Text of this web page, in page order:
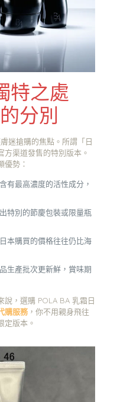
特之處
分別
迷搶購的焦點。所謂「日
渠道發售的特別版本。
優勢：
有最高濃度的活性成分，
特別的節慶包裝或限量瓶
本購買的價格往往仍比海
生產批次更新鮮，賞味期
說，選購 POLA BA 乳霜日
購服務，你不用親身飛往
定版本。